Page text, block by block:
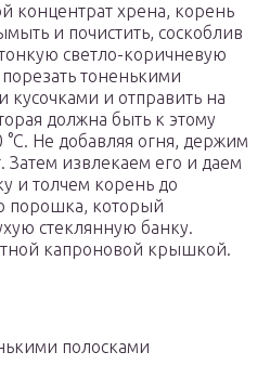
концентрат хрена, корень
и почистить, соскоблив
светло-коричневую
тоненькими
и отправить на
должна быть к этому
Не добавляя огня, держим
Затем извлекаем его и даем
и толчем корень до
порошка, который
стеклянную банку.
капроновой крышкой.
полосками